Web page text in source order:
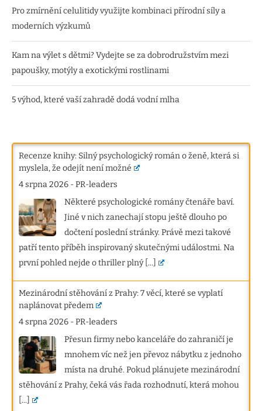
Pro zmírnění celulitidy využijte kombinaci přírodní síly a
moderních výzkumů
Kam na výlet s dětmi? Vydejte se za dobrodružstvím mezi
papoušky, motýly a exotickými rostlinami
5 výhod, které vaší zahradě dodá vodní mlha
Recenze knihy: Silný psychologický román o ženě, která si
myslela, že odejít není možné
4 srpna 2026 -PR-leaders
Některé psychologické romány čtenáře baví.
Jiné v nich zanechají stopu ještě dlouho po
dočtení poslední stránky. Právě mezi takové
patří tento příběh inspirovaný skutečnými událostmi. Na
první pohled nejde o thriller plný [...]
Mezinárodní stěhování z Prahy: 7 věcí, které se vyplatí
naplánovat předem
4 srpna 2026 -PR-leaders
Přesun firmy nebo kanceláře do zahraničí je
mnohem víc než jen převoz nábytku z jednoho
místa na druhé. Pokud plánujete mezinárodní
stěhování z Prahy, čeká vás řada rozhodnutí, která mohou
[...]